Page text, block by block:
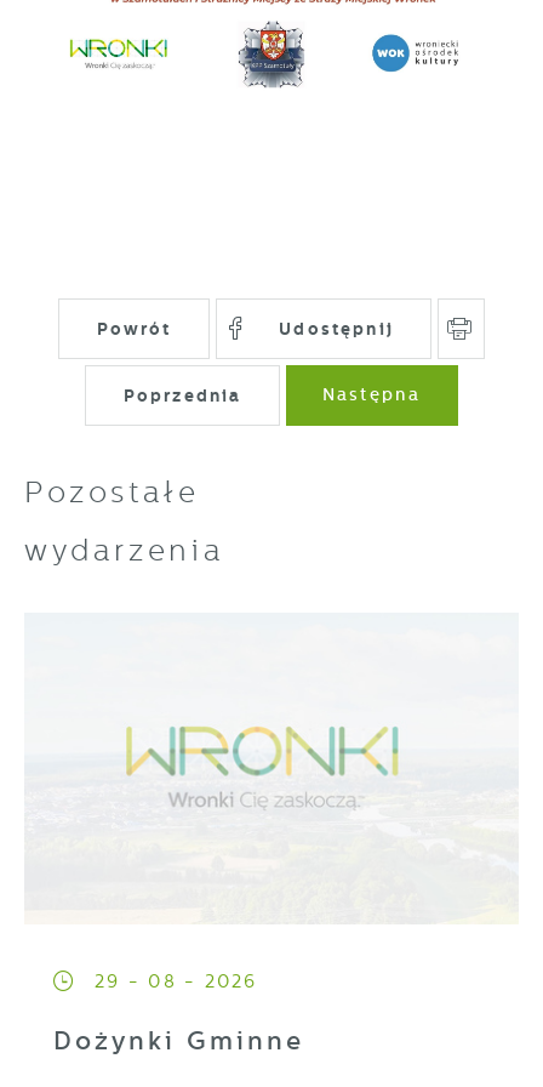
Powrót Udostępnij
Poprzednia Następna
Pozostałe
wydarzenia
29 - 08 - 2026
Dożynki Gminne
pojawić się na stronach podmiotów trzecich
lub firm będących naszymi partnerami oraz
innych dostawców usług. Firmy te działają w